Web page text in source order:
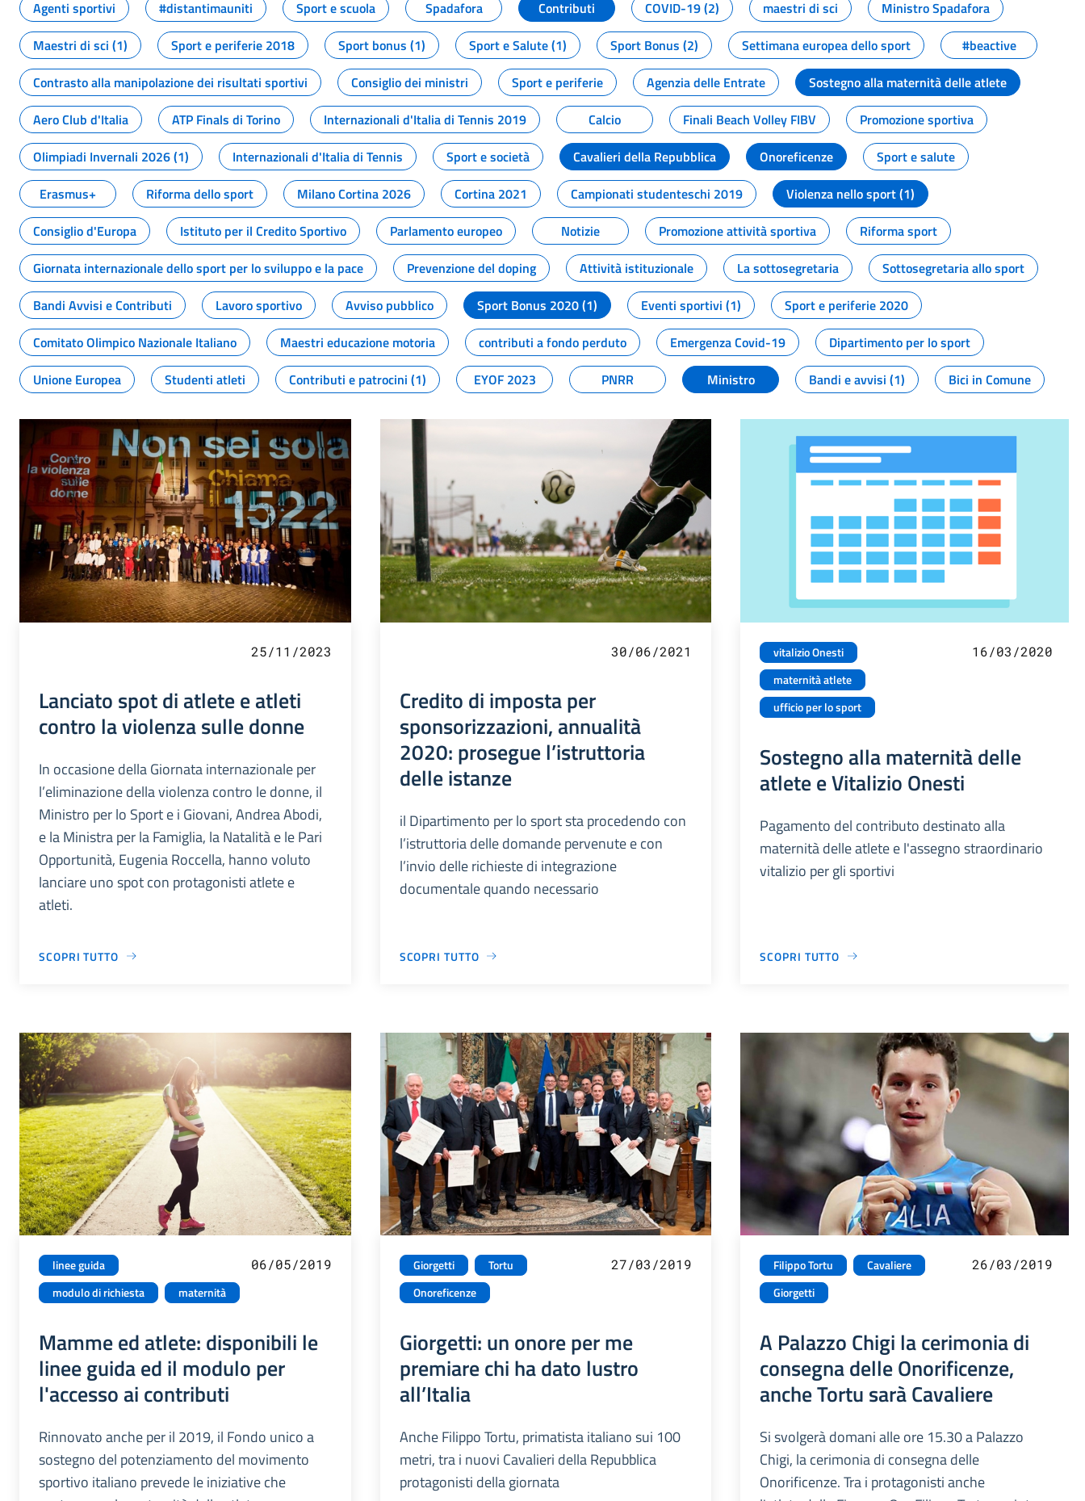
Agenti sportivi
#distantimauniti Sport e scuola Spadafora Contributi COVID-19 (2) maestri di sci
Ministro Spadafora
Maestri di sci (1)
Sport e periferie 2018 Sport bonus (1) Sport e Salute (1) Sport Bonus (2) Settimana europea dello sport
#beactive
Contrasto alla manipolazione dei risultati sportivi
Consiglio dei ministri Sport e periferie Agenzia delle Entrate
Sostegno alla maternità delle atlete
Aero Club d'Italia
ATP Finals di Torino Internazionali d'Italia di Tennis 2019 Calcio Finali Beach Volley FIBV
Promozione sportiva
Olimpiadi Invernali 2026 (1)
Internazionali d'Italia di Tennis Sport e società Cavalieri della Repubblica Onoreficenze
Sport e salute
Erasmus+
Riforma dello sport Milano Cortina 2026 Cortina 2021 Campionati studenteschi 2019
Violenza nello sport (1)
Consiglio d'Europa
Istituto per il Credito Sportivo Parlamento europeo Notizie Promozione attività sportiva
Riforma sport
Giornata internazionale dello sport per lo sviluppo e la pace
Prevenzione del doping Attività istituzionale La sottosegretaria
Sottosegretaria allo sport
Bandi Avvisi e Contributi
Lavoro sportivo Avviso pubblico Sport Bonus 2020 (1) Eventi sportivi (1)
Sport e periferie 2020
Comitato Olimpico Nazionale Italiano
Maestri educazione motoria contributi a fondo perduto Emergenza Covid-19
Dipartimento per lo sport
Unione Europea
Studenti atleti Contributi e patrocini (1) EYOF 2023 PNRR Ministro Bandi e avvisi (1) Bici in Comune
25/11/2023
Lanciato spot di atlete e atleti
contro la violenza sulle donne
In occasione della Giornata internazionale per
l’eliminazione della violenza contro le donne, il
Ministro per lo Sport e i Giovani, Andrea Abodi,
e la Ministra per la Famiglia, la Natalità e le Pari
Opportunità, Eugenia Roccella, hanno voluto
lanciare uno spot con protagonisti atlete e
atleti.
SCOPRI TUTTO
30/06/2021
Credito di imposta per
sponsorizzazioni, annualità
2020: prosegue l’istruttoria
delle istanze
il Dipartimento per lo sport sta procedendo con
l’istruttoria delle domande pervenute e con
l’invio delle richieste di integrazione
documentale quando necessario
SCOPRI TUTTO
vitalizio Onesti
maternità atlete
ufficio per lo sport
16/03/2020
Sostegno alla maternità delle
atlete e Vitalizio Onesti
Pagamento del contributo destinato alla
maternità delle atlete e l'assegno straordinario
vitalizio per gli sportivi
SCOPRI TUTTO
linee guida
modulo di richiesta
maternità
06/05/2019
Mamme ed atlete: disponibili le
linee guida ed il modulo per
l'accesso ai contributi
Rinnovato anche per il 2019, il Fondo unico a
sostegno del potenziamento del movimento
sportivo italiano prevede le iniziative che
Giorgetti
Tortu
Onoreficenze
27/03/2019
Giorgetti: un onore per me
premiare chi ha dato lustro
all’Italia
Anche Filippo Tortu, primatista italiano sui 100
metri, tra i nuovi Cavalieri della Repubblica
protagonisti della giornata
Filippo Tortu
Cavaliere
Giorgetti
26/03/2019
A Palazzo Chigi la cerimonia di
consegna delle Onorificenze,
anche Tortu sarà Cavaliere
Si svolgerà domani alle ore 15.30 a Palazzo
Chigi, la cerimonia di consegna delle
Onorificenze. Tra i protagonisti anche